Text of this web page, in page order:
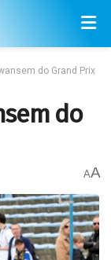
do Grand Prix
do
AA